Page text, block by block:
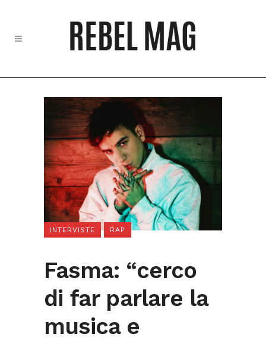
INTERVISTE RAP
Fasma: “cerco
di far parlare la
musica e